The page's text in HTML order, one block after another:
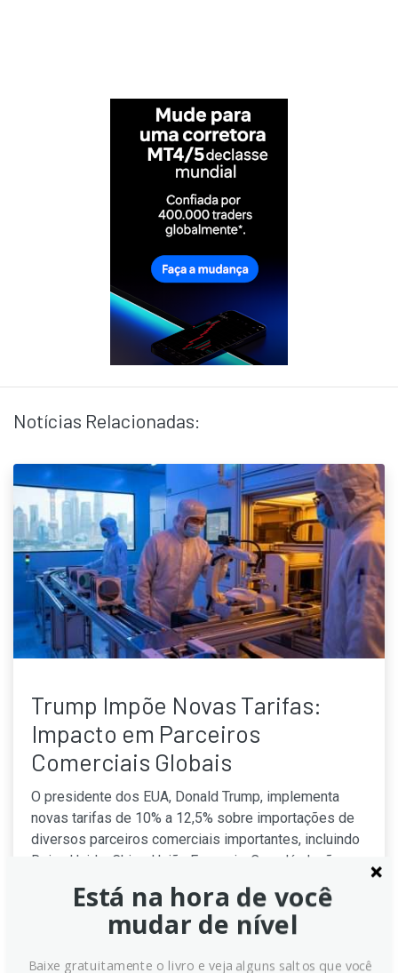
Notícias Relacionadas:
Trump Impõe Novas Tarifas:
Impacto em Parceiros
Comerciais Globais
O presidente dos EUA, Donald Trump, implementa
novas tarifas de 10% a 12,5% sobre importações de
diversos parceiros comerciais importantes, incluindo
Reino Unido, China, União Europeia, Canadá, Japão e
americana e entra em vigor nesta sexta-feira.
Continue lendo
Está na hora de você
mudar de nível
Baixe gratuitamente o livro e veja alguns saltos que você